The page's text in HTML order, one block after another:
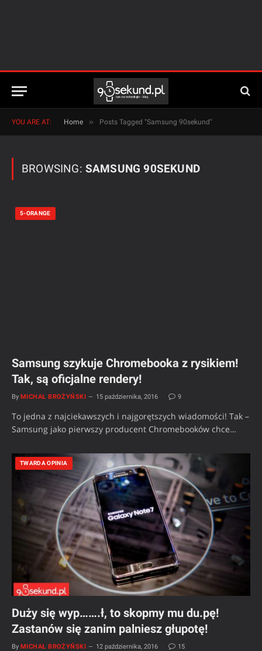
YOU ARE AT: Home » Posts Tagged "Samsung 90sekund"
BROWSING: SAMSUNG 90SEKUND
5-ORANGE
Samsung szykuje Chromebooka z rysikiem!
Tak, są oficjalne rendery!
By MICHAŁ BROŻYŃSKI 15 października, 2016 9
To jedna z najciekawszych i najgorętszych wiadomości! Tak –
Samsung jako pierwszy producent Chromebooków chce…
TWARDA OPINIA
Duży się wyp…….ł, to skopmy mu du.pę!
Zastanów się zanim palniesz głupotę!
By MICHAŁ BROŻYŃSKI 12 października, 2016 15